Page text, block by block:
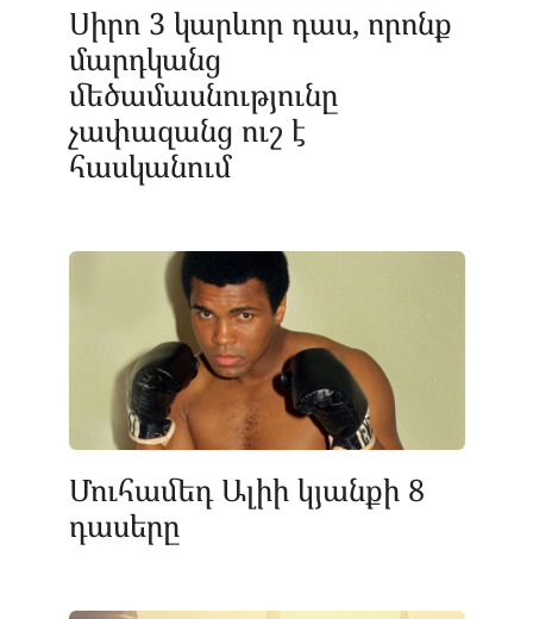
Սիրո 3 կարևոր դաս, որոնք
մարդկանց
մեծամասնությունը
չափազանց ուշ է
հասկանում
Մուհամեդ Ալիի կյանքի 8
դասերը